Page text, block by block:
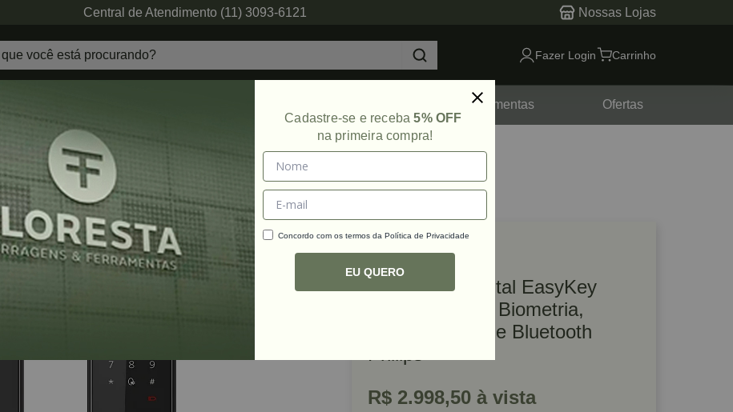
Central de Atendimento (11) 3093-6121 Nossas Lojas
Fazer Login Carrinho
Ferramentas Ofertas
Ref: 79176
Fechadura Digital EasyKey
DDL610-5HBS Biometria,
Senha, Cartão e Bluetooth
R$ 2.998,50 à vista
Cadastre-se e receba5% OFF
na primeira compra!
Concordo com os termos da Política de Privacidade
EU QUERO